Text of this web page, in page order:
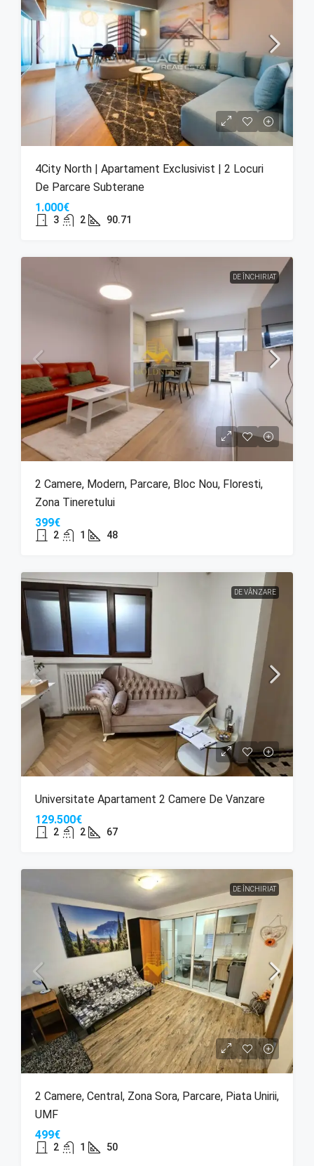
4City North | Apartament Exclusivist | 2 Locuri
De Parcare Subterane
1.000€
3 2 90.71
DE ÎNCHIRIAT
2 Camere, Modern, Parcare, Bloc Nou, Floresti,
Zona Tineretului
399€
2 1 48
DE VÂNZARE
Universitate Apartament 2 Camere De Vanzare
129.500€
2 2 67
DE ÎNCHIRIAT
2 Camere, Central, Zona Sora, Parcare, Piata Unirii,
UMF
499€
2 1 50